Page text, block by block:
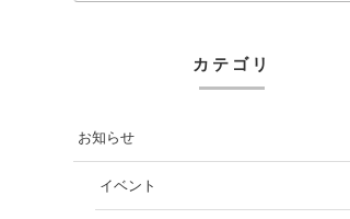
カテゴリ
お知らせ
イベント